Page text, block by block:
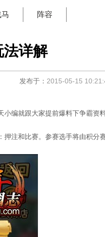
阵容
法详解
发布于： 2015-05-15
小编就跟大家提前爆料下争霸资
注和比赛。参赛选手将由积分